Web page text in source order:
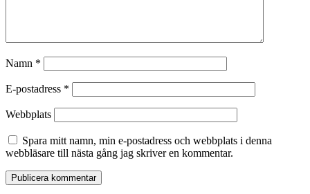
Namn *
E-postadress *
Webbplats
Spara mitt namn, min e-postadress och webbplats i denna
webbläsare till nästa gång jag skriver en kommentar.